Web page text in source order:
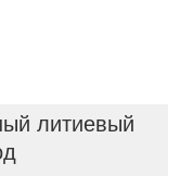
литиевый